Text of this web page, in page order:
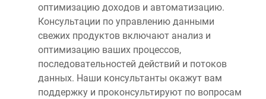
оптимизацию доходов и автоматизацию.
Консультации по управлению данными
свежих продуктов включают анализ и
оптимизацию ваших процессов,
последовательностей действий и потоков
данных. Наши консультанты окажут вам
поддержку и проконсультируют по вопросам